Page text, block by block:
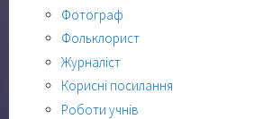
Фотограф
Фольклорист
Журналіст
Корисні посилання
Роботи учнів